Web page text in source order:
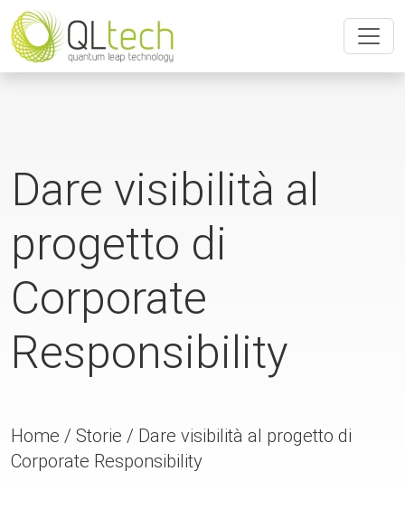
Dare visibilità al
progetto di
Corporate
Responsibility
Home / Storie / Dare visibilità al progetto di
Corporate Responsibility